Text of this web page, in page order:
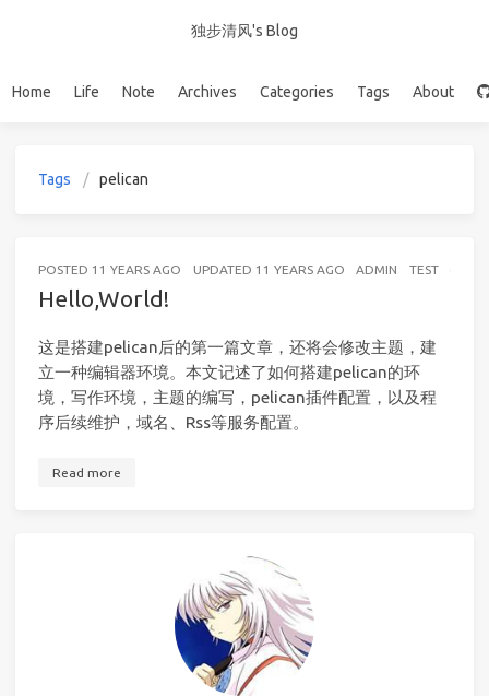
独步清风's Blog
Home Life Note Archives Categories Tags About
Tags pelican
POSTED 11 YEARS AGO UPDATED 11 YEARS AGO ADMIN TEST
Hello,World!
这是搭建pelican后的第一篇文章，还将会修改主题，建
立一种编辑器环境。本文记述了如何搭建pelican的环
境，写作环境，主题的编写，pelican插件配置，以及程
序后续维护，域名、Rss等服务配置。
Read more